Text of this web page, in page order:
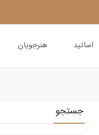
اساتید هنرجویان
جستجو